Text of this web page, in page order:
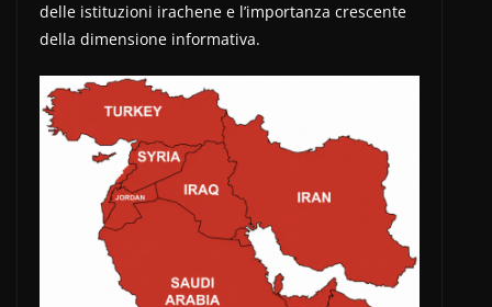
delle istituzioni irachene e l’importanza crescente
della dimensione informativa.